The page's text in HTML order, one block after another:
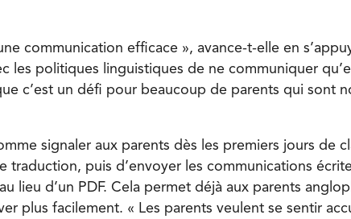
communication efficace », avance-t-elle en
les politiques linguistiques de ne communiquer
c’est un défi pour beaucoup de parents qui sont
signaler aux parents dès les premiers jours de
traduction, puis d’envoyer les communications
lieu d’un PDF. Cela permet déjà aux parents
plus facilement. « Les parents veulent se sentir